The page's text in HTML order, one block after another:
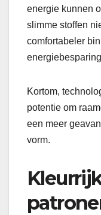
energie kunnen
slimme stoffen
comfortabeler
Kortom,
potentie om
een meer
vorm.